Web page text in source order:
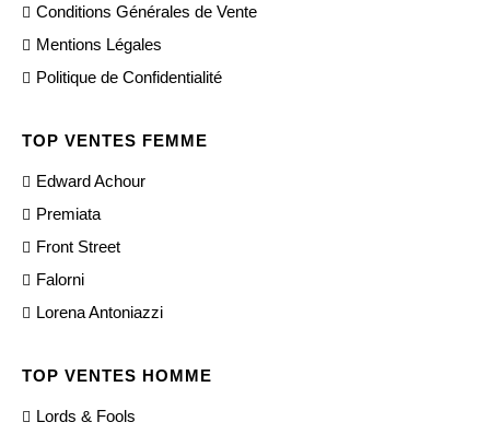
Conditions Générales de Vente
Mentions Légales
Politique de Confidentialité
TOP VENTES FEMME
Edward Achour
Premiata
Front Street
Falorni
Lorena Antoniazzi
TOP VENTES HOMME
Lords & Fools